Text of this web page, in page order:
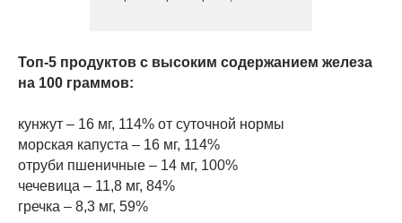
Топ-5 продуктов с высоким содержанием железа
на 100 граммов:
кунжут – 16 мг, 114% от суточной нормы
морская капуста – 16 мг, 114%
отруби пшеничные – 14 мг, 100%
чечевица – 11,8 мг, 84%
гречка – 8,3 мг, 59%